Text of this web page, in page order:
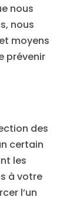
nous
nous
moyens
prévenir
des
certain
les
à votre
l’un